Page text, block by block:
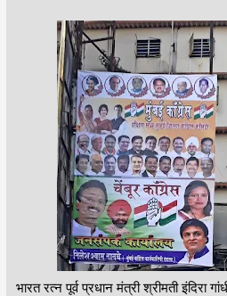
भारत रत्न पूर्व प्रधान मंत्री श्रीमती इंदिरा